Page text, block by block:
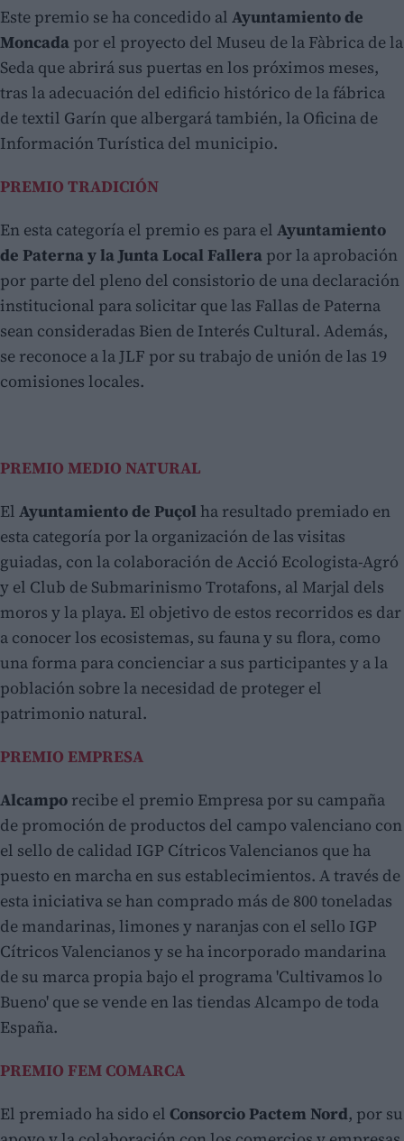
Este premio se ha concedido al Ayuntamiento de
Moncada por el proyecto del Museu de la Fàbrica de la
Seda que abrirá sus puertas en los próximos meses,
tras la adecuación del edificio histórico de la fábrica
de textil Garín que albergará también, la Oficina de
Información Turística del municipio.
PREMIO TRADICIÓN
En esta categoría el premio es para el Ayuntamiento
de Paterna y la Junta Local Fallera por la aprobación
por parte del pleno del consistorio de una declaración
institucional para solicitar que las Fallas de Paterna
sean consideradas Bien de Interés Cultural. Además,
se reconoce a la JLF por su trabajo de unión de las 19
comisiones locales.
PREMIO MEDIO NATURAL
El Ayuntamiento de Puçol ha resultado premiado en
esta categoría por la organización de las visitas
guiadas, con la colaboración de Acció Ecologista-Agró
y el Club de Submarinismo Trotafons, al Marjal dels
moros y la playa. El objetivo de estos recorridos es dar
a conocer los ecosistemas, su fauna y su flora, como
una forma para concienciar a sus participantes y a la
población sobre la necesidad de proteger el
patrimonio natural.
PREMIO EMPRESA
Alcampo recibe el premio Empresa por su campaña
de promoción de productos del campo valenciano con
el sello de calidad IGP Cítricos Valencianos que ha
puesto en marcha en sus establecimientos. A través de
esta iniciativa se han comprado más de 800 toneladas
de mandarinas, limones y naranjas con el sello IGP
Cítricos Valencianos y se ha incorporado mandarina
de su marca propia bajo el programa 'Cultivamos lo
Bueno' que se vende en las tiendas Alcampo de toda
España.
PREMIO FEM COMARCA
El premiado ha sido el Consorcio Pactem Nord, por su